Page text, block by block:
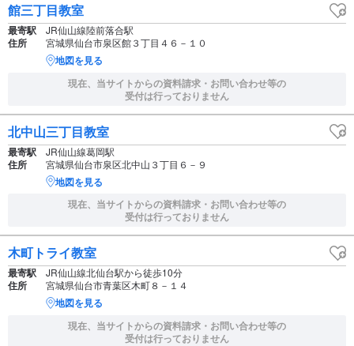
館三丁目教室
最寄駅 JR仙山線陸前落合駅
住所 宮城県仙台市泉区館３丁目４６－１０
地図を見る
現在、当サイトからの資料請求・お問い合わせ等の
受付は行っておりません
北中山三丁目教室
最寄駅 JR仙山線葛岡駅
住所 宮城県仙台市泉区北中山３丁目６－９
地図を見る
現在、当サイトからの資料請求・お問い合わせ等の
受付は行っておりません
木町トライ教室
最寄駅 JR仙山線北仙台駅から徒歩10分
住所 宮城県仙台市青葉区木町８－１４
地図を見る
現在、当サイトからの資料請求・お問い合わせ等の
受付は行っておりません